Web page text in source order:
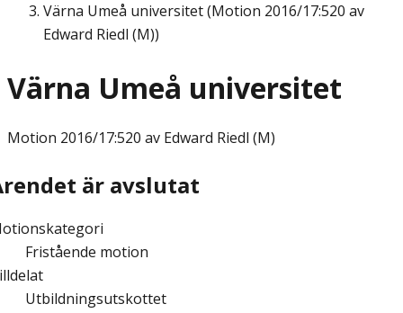
Värna Umeå universitet (Motion 2016/17:520 av
Edward Riedl (M))
Värna Umeå universitet
Motion 2016/17:520 av Edward Riedl (M)
är avslutat
Fristående motion
Utbildningsutskottet